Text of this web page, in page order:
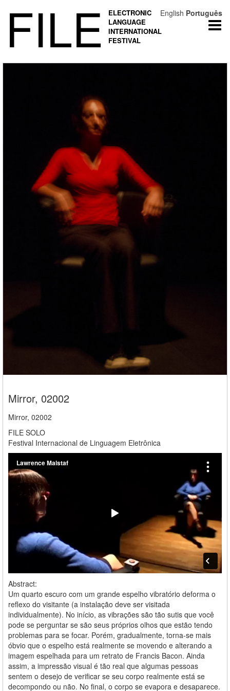
FILE
ELECTRONIC
LANGUAGE
INTERNATIONAL
FESTIVAL
Mirror, 02002
Mirror, 02002
FILE SOLO
Festival Internacional de Linguagem Eletrônica
Abstract:
Um quarto escuro com um grande espelho vibratório deforma o
reflexo do visitante (a instalação deve ser visitada
individualmente). No início, as vibrações são tão sutis que você
pode se perguntar se são seus próprios olhos que estão tendo
problemas para se focar. Porém, gradualmente, torna-se mais
óbvio que o espelho está realmente se movendo e alterando a
imagem espelhada para um retrato de Francis Bacon. Ainda
assim, a impressão visual é tão real que algumas pessoas
sentem o desejo de verificar se seu corpo realmente está se
decompondo ou não. No final, o corpo se evapora e desaparece.
English Português